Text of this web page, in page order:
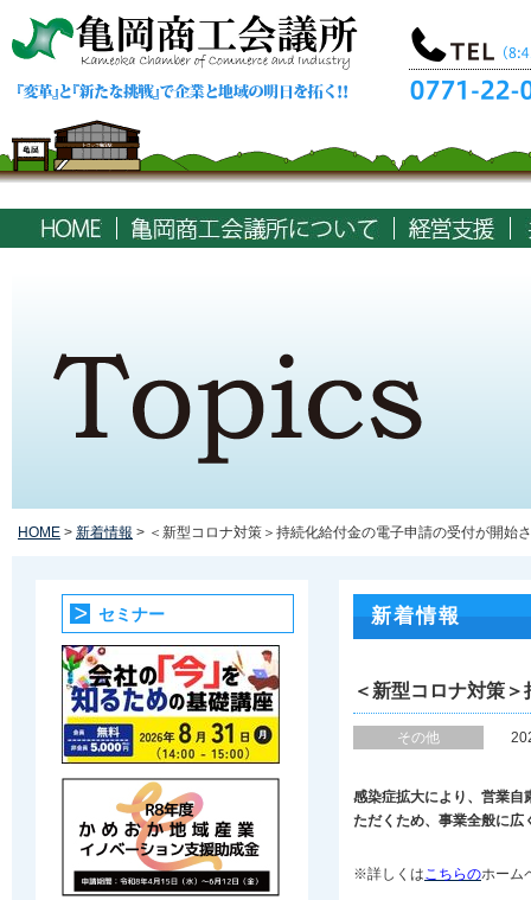
HOME > 新着情報 > ＜新型コロナ対策＞持続化給付金の電子申請の受付が開始
新着情報
＜新型コロナ対策
その他
感染症拡大により、営業自
ただくため、 事業全般に広
※詳しくはこちらのホーム
セミナー